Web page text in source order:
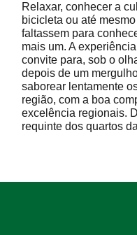
Relaxar, conhecer a
bicicleta ou até
faltassem para
mais um. A
convite para, sob o
depois de um
saborear lentamente
região, com a boa
excelência regionais.
requinte dos quartos